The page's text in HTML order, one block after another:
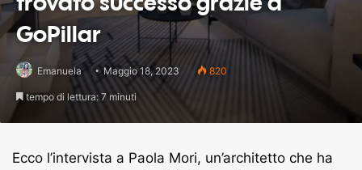
GoPillar
Emanuela Maggio 18, 2023 820
tempo di lettura: 7 minuti
Ecco l’intervista a Paola Mori, un’architetto che ha